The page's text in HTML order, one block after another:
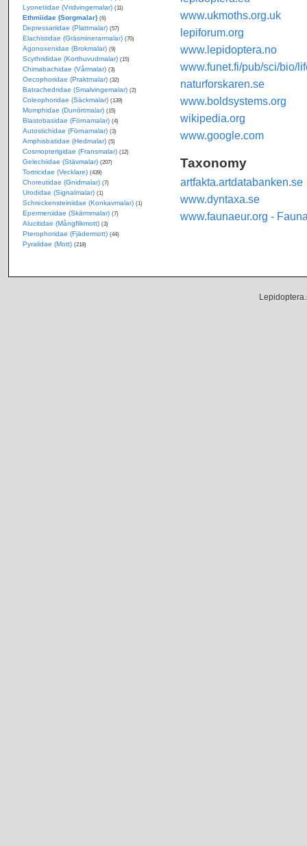
www.ukmoths.org.uk
lepiforum.org
www.lepidoptera.no
www.funet.fi/pub/sci/bio/
naturforskaren.se
www.boldsystems.org
wikipedia.org
www.google.com
Taxonomy
artfakta.artdatabanken.se
www.dyntaxa.se
www.faunaeur.org -
Lyonetiidae (Vridvingemalar) (11)
Ethmiidae (Sorgmalar) (6)
Depressariidae (Plattmalar) (57)
Elachistidae (Gräsminerarmalar) (70)
Agonoxenidae (Brokmalar) (9)
Scythrididae (Korthuvudmalar) (15)
Chimabachidae (Vårmalar) (3)
Oecophoridae (Praktmalar) (32)
Batrachedridae (Smalvingemalar) (2)
Coleophoridae (Säckmalar) (139)
Momphidae (Dunörtmalar) (15)
Blastobasidae (Förnamalar) (4)
Autostichidae (Förnamalar) (3)
Amphisbatidae (Hedmalar) (5)
Cosmopterigidae (Fransmalar) (12)
Gelechiidae (Stävmalar) (207)
Tortricidae (Vecklare) (439)
Choreutidae (Gnidmalar) (7)
Urodidae (Signalmalar) (1)
Schreckensteiniidae (Konkavmalar) (1)
Epermeniidae (Skärmmalar) (7)
Alucitidae (Mångflikmott) (3)
Pterophoridae (Fjädermott) (44)
Pyralidae (Mott) (218)